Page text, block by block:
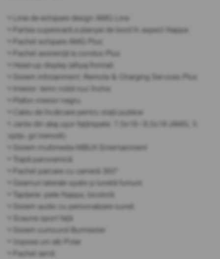
• Linie de echipare design AMG Line
• Partea superioară a planșei de bord în aspect Nappa
• Pachet echipare AMG Plus
• Pachet asistență la condus Plus
• Head-up display (afișaj frontal)
• Sistem infotainment: Remote & Charging Services Plus
• Interior: lemn nobil nuc închis
• Plafon interior negru
• Cablu de încărcare pentru stații publice
• Jante din aliaj ușor față/spate: 7,5x18 / 8,5x18 (AMG, 5
spițe, gri tremolit)
• Sistem multimedia MBUX Entertainment
• Trapă panoramică
• Pachet parcare cu cameră 360°
• Geamuri laterale spate și lunetă fumurii
• Tapițerie: piele Nappa, bicoloră
• Sistem audio cu personalizare sunet
• Scaune sport față
• Sistem surround Burmester
• Vopsea uni alb Polar
• Pachet iarnă